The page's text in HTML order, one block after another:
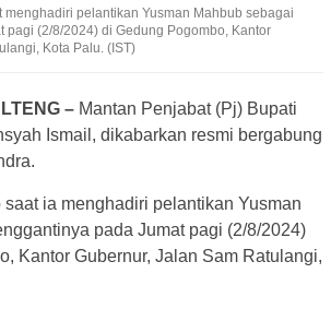
menghadiri pelantikan Yusman Mahbub sebagai
pagi (2/8/2024) di Gedung Pogombo, Kantor
Kota Palu. (IST)
– Mantan Penjabat (Pj) Bupati
Ismail, dikabarkan resmi bergabung
saat ia menghadiri pelantikan Yusman
pada Jumat pagi (2/8/2024)
Kantor Gubernur, Jalan Sam Ratulangi,